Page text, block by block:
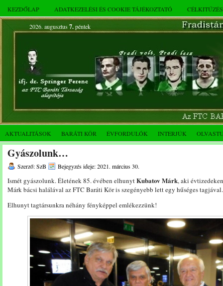
KEZDŐLAP ADATKEZELÉSI ÉS COOKIE TÁJÉKOZTATÓ
2026. augusztus 7.péntek
AKTUALITÁSOK BARÁTI KÖR ÉVFORDULÓK INTERJÚK
Gyászolunk…
Szerző: SzB Bejegyzés ideje: 2021. március 30.
Ismét gyászolunk. Életének 85. évében elhunytKubatov Márk, aki
Márk bácsi halálával az FTC Baráti Kör is szegényebb lett egy hűséges
Elhunyt tagtársunkra néhány fényképpel emlékezzünk!